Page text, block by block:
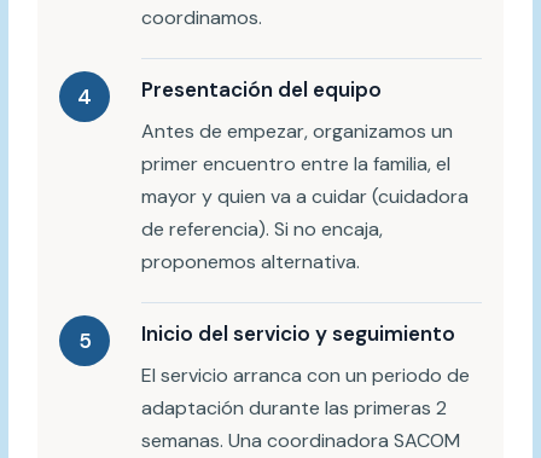
coordinamos.
4 Presentación del equipo
Antes de empezar, organizamos un
primer encuentro entre la familia, el
mayor y quien va a cuidar (cuidadora
de referencia). Si no encaja,
proponemos alternativa.
5 Inicio del servicio y seguimiento
El servicio arranca con un periodo de
adaptación durante las primeras 2
semanas. Una coordinadora SACOM